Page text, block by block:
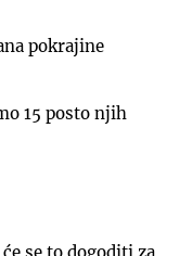
pokrajine
15 posto njih
se to dogoditi za